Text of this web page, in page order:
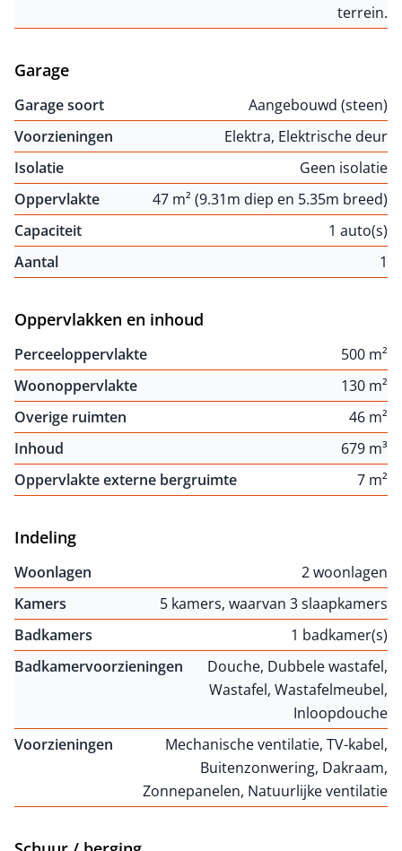
terrein.
Garage
Garage soort
Aangebouwd (steen)
Voorzieningen
Elektra, Elektrische deur
Isolatie
Geen isolatie
Oppervlakte
47 m² (9.31m diep en 5.35m breed)
Capaciteit
1 auto(s)
Aantal
1
Oppervlakken en inhoud
Perceeloppervlakte
500 m²
Woonoppervlakte
130 m²
Overige ruimten
46 m²
Inhoud
679 m³
Oppervlakte externe bergruimte
7 m²
Indeling
Woonlagen
2 woonlagen
Kamers
5 kamers, waarvan 3 slaapkamers
Badkamers
1 badkamer(s)
Badkamervoorzieningen
Douche, Dubbele wastafel,
Wastafel, Wastafelmeubel,
Inloopdouche
Voorzieningen
Mechanische ventilatie, TV-kabel,
Buitenzonwering, Dakraam,
Zonnepanelen, Natuurlijke ventilatie